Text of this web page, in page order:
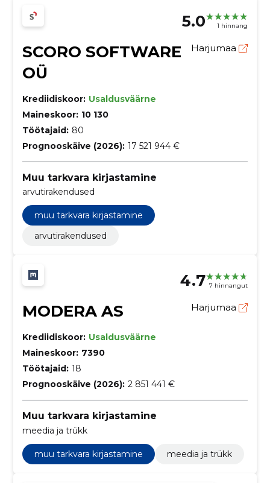
5.0 1 hinnang
SCORO SOFTWARE
OÜ
Harjumaa
Krediidiskoor: Usaldusväärne
Maineskoor: 10 130
Töötajaid: 80
Prognooskäive (2026): 17 521 944 €
Muu tarkvara kirjastamine
arvutirakendused
muu tarkvara kirjastamine
arvutirakendused
4.7 7 hinnangut
MODERA AS Harjumaa
Krediidiskoor: Usaldusväärne
Maineskoor: 7390
Töötajaid: 18
Prognooskäive (2026): 2 851 441 €
Muu tarkvara kirjastamine
meedia ja trükk
muu tarkvara kirjastamine meedia ja trükk